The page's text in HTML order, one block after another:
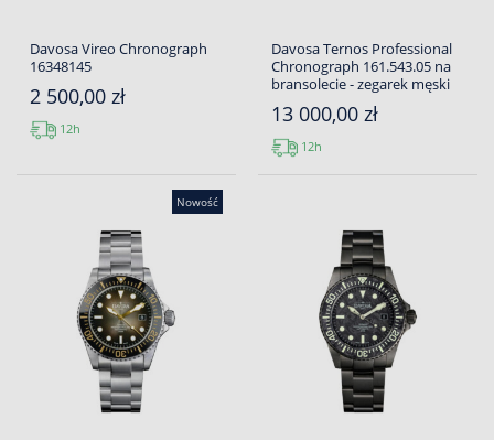
Davosa Vireo Chronograph
16348145
2 500,00 zł
12h
Davosa Ternos Professional
Chronograph 161.543.05 na
bransolecie - zegarek męski
13 000,00 zł
12h
Nowość